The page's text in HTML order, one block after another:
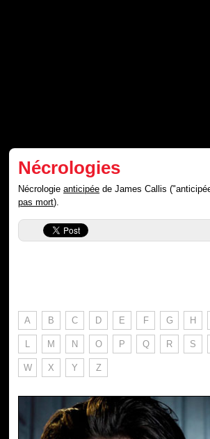
Nécrologies
Nécrologieanticipée de James Callis
pas mort).
A B C D E F G H
L M N O P Q R S
W X Y Z